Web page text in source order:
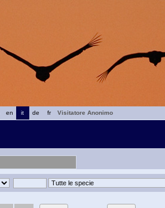
fr
de
it
en
Visitatore Anonimo